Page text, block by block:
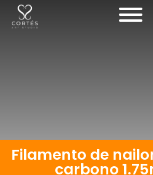
Filamento de
carbono